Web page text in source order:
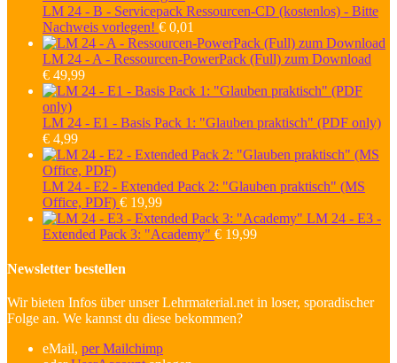
LM 24 - B - Servicepack Ressourcen-CD (kostenlos) - Bitte
Nachweis vorlegen! € 0,01
LM 24 - A - Ressourcen-PowerPack (Full) zum Download
€ 49,99
LM 24 - E1 - Basis Pack 1: "Glauben praktisch" (PDF only)
€ 4,99
LM 24 - E2 - Extended Pack 2: "Glauben praktisch" (MS
Office, PDF) € 19,99
LM 24 - E3 -
Extended Pack 3: "Academy" € 19,99
Newsletter bestellen
Wir bieten Infos über unser Lehrmaterial.net in loser, sporadischer
Folge an. We kannst du diese bekommen?
eMail, per Mailchimp